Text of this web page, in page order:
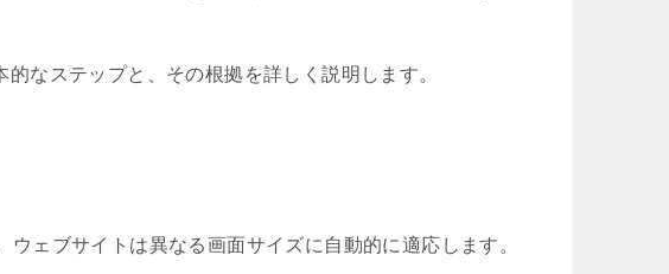
なステップと、その根拠を詳しく説明します。
ェブサイトは異なる画面サイズに自動的に適応します。